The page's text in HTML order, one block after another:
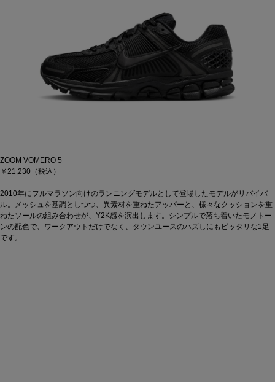
ZOOM VOMERO 5
￥21,230（税込）
2010年にフルマラソン向けのランニングモデルとして登場したモデルがリバイバ
ル。メッシュを基調としつつ、異素材を重ねたアッパーと、様々なクッションを重
ねたソールの組み合わせが、Y2K感を演出します。シンプルで落ち着いたモノトー
ンの配色で、ワークアウトだけでなく、タウンユースのハズしにもピッタリな1足
です。